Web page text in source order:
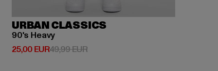
URBAN CLASSICS
90's Heavy
25,00 EUR
Derzeitiger Preis: 25,00 EUR
49,99 EURAktionspreis: 49,99 EUR